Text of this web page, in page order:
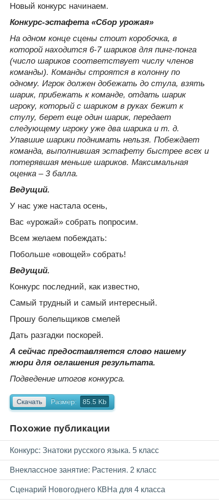
Новый конкурс начинаем.
Конкурс-эстафета «Сбор урожая»
На одном конце сцены стоит коробочка, в
которой находится 6-7 шариков для пинг-понга
(число шариков соответствует числу членов
команды). Команды строятся в колонну по
одному. Игрок должен добежать до стула, взять
шарик, прибежать к команде, отдать шарик
игроку, который с шариком в руках бежит к
стулу, берет еще один шарик, передает
следующему игроку уже два шарика и т. д.
Упавшие шарики поднимать нельзя. Побеждает
команда, выполнившая эстафету быстрее всех и
потерявшая меньше шариков. Максимальная
оценка – 3 балла.
Ведущий.
У нас уже настала осень,
Вас «урожай» собрать попросим.
Всем желаем побеждать:
Побольше «овощей» собрать!
Ведущий.
Конкурс последний, как известно,
Самый трудный и самый интересный.
Прошу болельщиков смелей
Дать разгадки поскорей.
А сейчас предоставляется слово нашему
жюри для оглашения результата.
Подведение итогов конкурса.
Скачать Размер: 85.5 Kb
Похожие публикации
Конкурс: Знатоки русского языка. 5 класс
Внеклассное занятие: Растения. 2 класс
Сценарий Новогоднего КВНа для 4 класса